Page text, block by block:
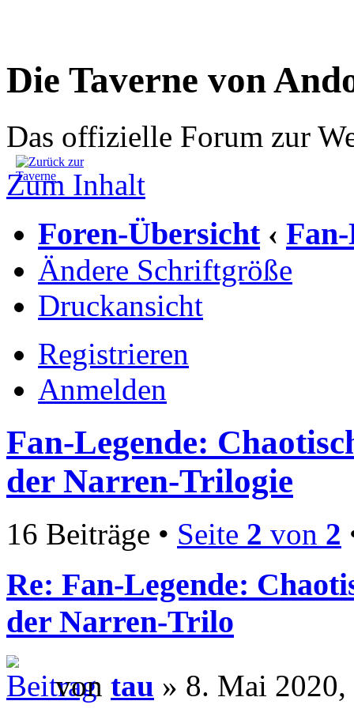
Die Taverne von
Das offizielle Forum zur
Zum Inhalt
Foren-Übersicht ‹
Ändere Schriftgröße
Druckansicht
Registrieren
Anmelden
Fan-Legende:
der Narren-Trilogie
16 Beiträge • Seite 2 von 2
Re: Fan-Legende:
der Narren-Trilo
von tau » 8. Mai 2020,